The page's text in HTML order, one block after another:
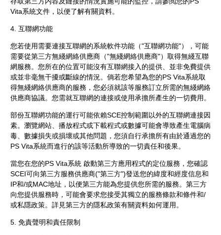
Vita系統文件，以便了解有關資料。
4. 互聯網功能
您若使用需要連接互聯網的系統軟件功能（"互聯網功能"），可能
需要從第三方無綫網絡供應商（"無綫網絡供應商"）取得無綫互聯
網服務。您所在的位置可能沒有互聯網接入的提供、並非免費提供
或並非毫無干擾或斷線的情況。倘若您希望為您的PS Vita系統取
得無綫網絡供應商的服務，您必須就該等服務訂立所需的無綫網絡
供應商協議。您需就互聯網的連接或使用承擔所產生的一切費用。
部份互聯網功能的運行可能依賴SCE控制範圍以外的互聯網連接因
素。瀏覽網站、播放程式或下載程式或數據可能會導致產生電腦病
毒、數據損失或損壞或其他問題，您須自行承擔所有由於通過您的
PS Vita系統而進行的該等活動所導致的一切責任和後果。
當您在您的PS Vita系統 啟動第三方應用程式的定位服務，您確認
SCEI可向第三方服務供應商("第三方")發送您的緯度和經度信息和
IP和/或MAC地址，以便第三方能為您提供您所需的服務。第三方
向您提供服務時，可能會要求您接受其獨立的服務條款和條件和/
或私隱政策。詳見第三方的隱私政策有關資料如何運用。
5. 免責聲明和責任限制